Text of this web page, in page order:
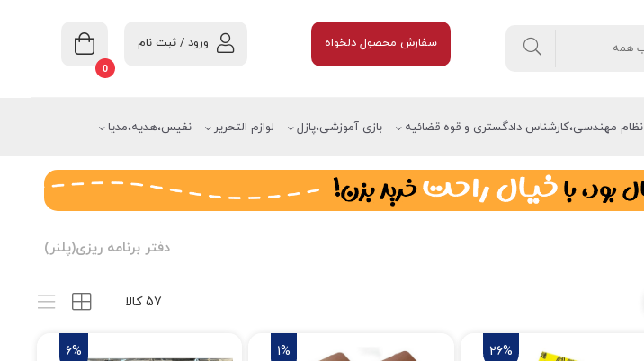
0
ورود / ثبت نام سفارش محصول دلخواه
بازی آموزشی،پازل لوازم التحریر نظام مهندسی،کارشناس دادگستری و قوه قضائیه نفیس،هدیه،مدیا
دفتر برنامه ریزی(پلنر)
57 کالا
26%
1%
6%